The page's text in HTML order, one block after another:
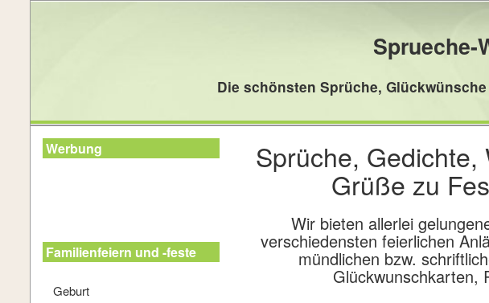
Sprueche-
Die schönsten Sprüche,
Werbung
Familienfeiern und -feste
Geburt
Sprüche,
Grüße zu
Wir bieten allerlei
verschiedensten feierlichen
mündlichen bzw.
Glückwunschkarten,